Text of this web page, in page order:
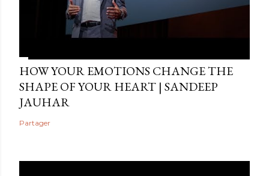
HOW YOUR EMOTIONS CHANGE THE
SHAPE OF YOUR HEART | SANDEEP
JAUHAR
Partager